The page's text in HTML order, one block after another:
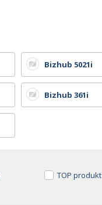
Bizhub 5021i
Bizhub 361i
TOP produkt